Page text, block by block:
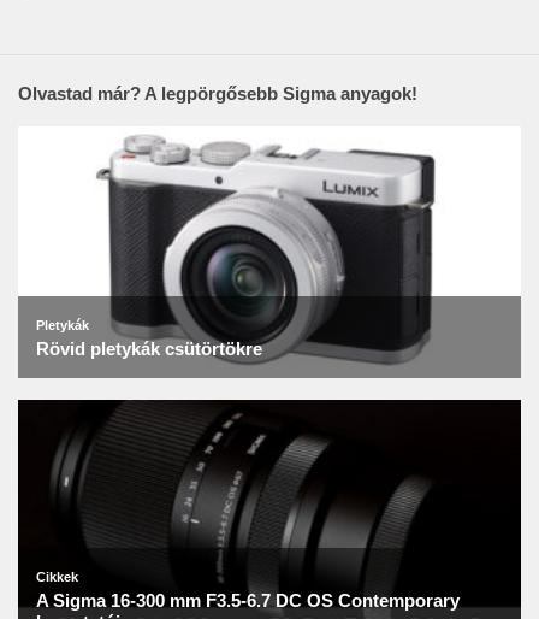
Olvastad már? A legpörgősebb Sigma anyagok!